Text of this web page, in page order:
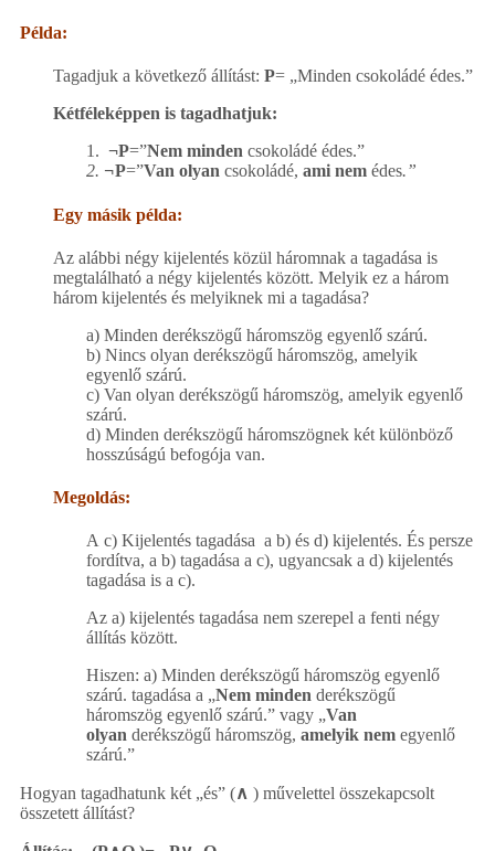
Példa:
Tagadjuk a következő állítást: P= „Minden csokoládé édes.”
Kétféleképpen is tagadhatjuk:
1. ¬P=”Nem minden csokoládé édes.”
2. ¬P=”Van olyan csokoládé, ami nem édes.”
Egy másik példa:
Az alábbi négy kijelentés közül háromnak a tagadása is
megtalálható a négy kijelentés között. Melyik ez a három
három kijelentés és melyiknek mi a tagadása?
a) Minden derékszögű háromszög egyenlő szárú.
b) Nincs olyan derékszögű háromszög, amelyik
egyenlő szárú.
c) Van olyan derékszögű háromszög, amelyik egyenlő
szárú.
d) Minden derékszögű háromszögnek két különböző
hosszúságú befogója van.
Megoldás:
A c) Kijelentés tagadása a b) és d) kijelentés. És persze
fordítva, a b) tagadása a c), ugyancsak a d) kijelentés
tagadása is a c).
Az a) kijelentés tagadása nem szerepel a fenti négy
állítás között.
Hiszen: a) Minden derékszögű háromszög egyenlő
szárú. tagadása a „Nem minden derékszögű
háromszög egyenlő szárú.” vagy „Van
olyan derékszögű háromszög, amelyik nem egyenlő
szárú.”
Hogyan tagadhatunk két „és” (∧ ) művelettel összekapcsolt
összetett állítást?